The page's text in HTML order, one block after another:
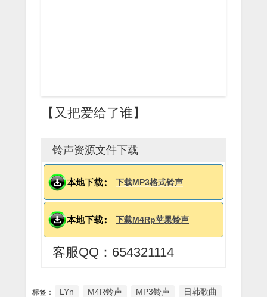
【又把爱给了谁】
铃声资源文件下载
下载MP3格式铃声
下载M4Rp苹果铃声
客服QQ：654321114
标签： LYn M4R铃声 MP3铃声 日韩歌曲